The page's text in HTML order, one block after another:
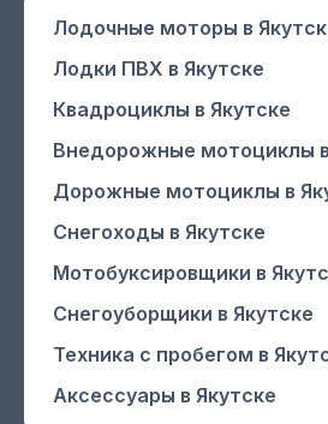
Лодочные моторы в
Лодки ПВХ в Якутске
Квадроциклы в Якутске
Внедорожные мотоциклы
Дорожные мотоциклы в
Снегоходы в Якутске
Мотобуксировщики в
Снегоуборщики в Якутске
Техника с пробегом в
Аксессуары в Якутске